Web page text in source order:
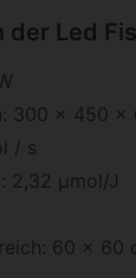
der Led
300 x 450 x
/ s
2,32 μmol/J
60 x 60